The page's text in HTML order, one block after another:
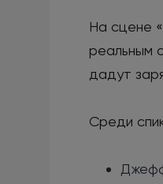
На сцене
реальным
дадут
Среди